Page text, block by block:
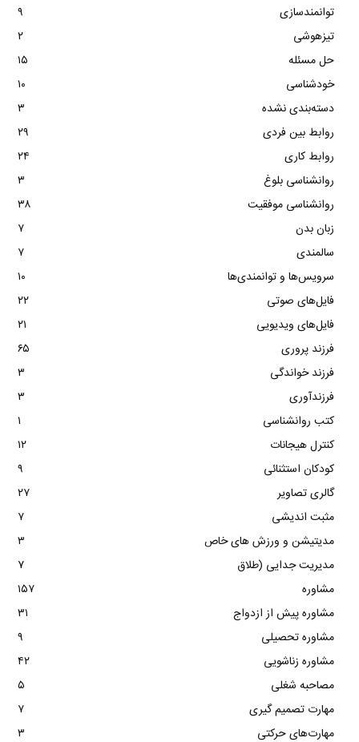
توانمندسازی
۹
تیزهوشی
۲
حل مسئله
۱۵
خودشناسی
۱۰
دسته‌بندی نشده
۳
روابط بین فردی
۲۹
روابط کاری
۲۴
روانشناسی بلوغ
۳
روانشناسی موفقیت
۳۸
زبان بدن
۷
سالمندی
۷
سرویس‌ها و توانمندی‌ها
۱۰
فایل‌های صوتی
۲۲
فایل‌های ویدیویی
۲۱
فرزند پروری
۶۵
فرزند خواندگی
۳
فرزندآوری
۳
کتب روانشناسی
۱
کنترل هیجانات
۱۲
کودکان استثنائی
۹
گالری تصاویر
۲۷
مثبت اندیشی
۷
مدیتیشن و ورزش های خاص
۳
مدیریت جدایی (طلاق
۷
مشاوره
۱۵۷
مشاوره پیش از ازدواج
۳۱
مشاوره تحصیلی
۹
مشاوره زناشویی
۴۲
مصاحبه شغلی
۵
مهارت تصمیم گیری
۷
مهارت‌های حرکتی
۳